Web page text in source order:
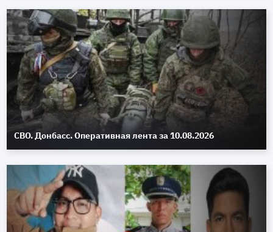
СВО. Донбасс. Оперативная лента за 10.08.2026